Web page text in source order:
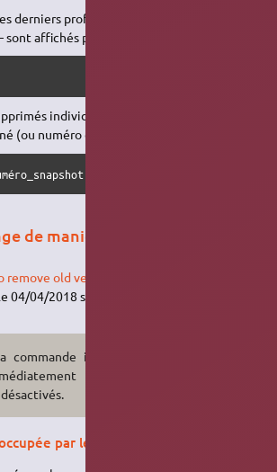
derniers profils conservés quand on
affichés par :
individuellement en indiquant le
(ou numéro de « snapshot ») visé :
de manière radicale
remove old version of installed snaps
04/04/2018 sur le forum SuperUser et
indiquée
tous les
par les snap